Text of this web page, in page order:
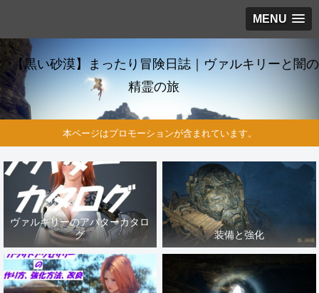
MENU
【黒い砂漠】まったり冒険日誌｜ヴァルキリーと闇の
精霊の旅
本ページはプロモーションが含まれています。
ヴァルキリーのアバターカタロ
グ
装備と強化